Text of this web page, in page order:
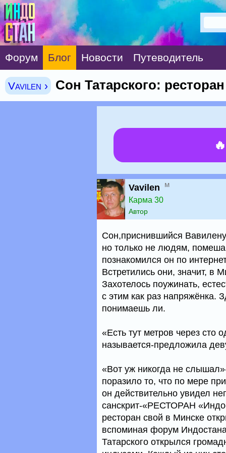
Форум Блог Новости Путеводитель
Vavilen › Сон Татарского:
Vavilen
м
Карма 30
Автор
Сон,приснившийся
но только не людям,
познакомился он по
Встретились они, значит, в
Захотелось поужинать,
с этим как раз напряжёнка.
понимаешь ли.
«Есть тут метров через сто
называется-предложила
«Вот уж никогда не
поразило то, что по мере
он действительно увидел
санскрит-«РЕСТОРАН
ресторан свой в Минске
вспоминая форум
Татарского открылся